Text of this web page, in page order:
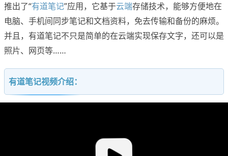
推出了“有道笔记”应用，它基于云端存储技术，能够方便地在
电脑、手机间同步笔记和文档资料，免去传输和备份的麻烦。
并且，有道笔记不只是简单的在云端实现保存文字，还可以是
照片、网页等……
有道笔记视频介绍：